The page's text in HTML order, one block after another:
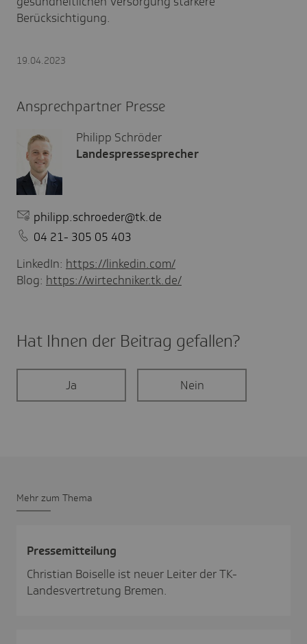
Berücksichtigung.
19.04.2023
Ansprechpartner Presse
Philipp Schröder
Landespressesprecher
philipp.schroeder@tk.de
04 21- 305 05 403
LinkedIn: https://linkedin.com/
Blog: https://wirtechniker.tk.de/
Hat Ihnen der Beitrag gefal­len?
Ja Nein
Mehr zum Thema
Pres­se­mit­tei­lung
Christian Boiselle ist neuer Leiter der TK-
Landesvertretung Bremen.